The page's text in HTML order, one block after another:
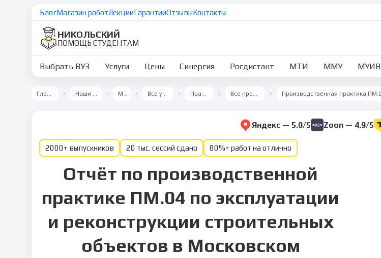
БлогМагазин работЛекцииГарантииОтзывыКонтакты
НИКОЛЬСКИЙ
ПОМОЩЬ СТУДЕНТАМ
Выбрать ВУЗ Услуги Цены Синергия Росдистант МТИ ММУ МУИВ
Главная Наши ВУЗы МТИ Все услуги Практика Все предметы
Яндекс — 5.0/5 Zoon — 4.9/5
2000+ выпускников 20 тыс. сессий сдано 80%+ работ на отлично
Отчёт по производственной
практике ПМ.04 по эксплуатации
и реконструкции строительных
объектов в Московском